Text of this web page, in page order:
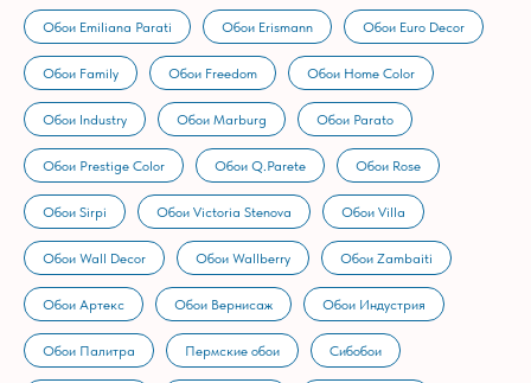
Обои Emiliana Parati Обои Erismann Обои Euro Decor
Обои Family Обои Freedom Обои Home Color
Обои Industry Обои Marburg Обои Parato
Обои Prestige Color Обои Q.Parete Обои Rose
Обои Sirpi Обои Victoria Stenova Обои Villa
Обои Wall Decor Обои Wallberry Обои Zambaiti
Обои Артекс Обои Вернисаж Обои Индустрия
Обои Палитра Пермские обои Сибобои